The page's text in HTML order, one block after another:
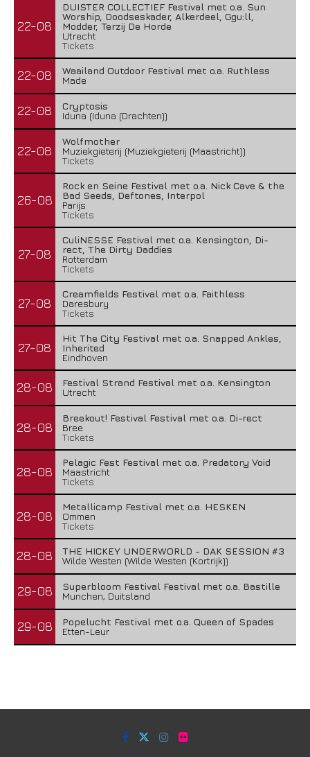
22-08
DUISTER COLLECTIEF Festival met o.a. Sun
Worship, Doodseskader, Alkerdeel, Ggu:ll,
Modder, Terzij De Horde
Utrecht
Tickets
22-08
Waailand Outdoor Festival met o.a. Ruthless
Made
22-08
Cryptosis
Iduna (Iduna (Drachten))
22-08
Wolfmother
Muziekgieterij (Muziekgieterij (Maastricht))
Tickets
26-08
Rock en Seine Festival met o.a. Nick Cave & the
Bad Seeds, Deftones, Interpol
Parijs
Tickets
27-08
CuliNESSE Festival met o.a. Kensington, Di-
rect, The Dirty Daddies
Rotterdam
Tickets
27-08
Creamfields Festival met o.a. Faithless
Daresbury
Tickets
27-08
Hit The City Festival met o.a. Snapped Ankles,
Inherited
Eindhoven
28-08
Festival Strand Festival met o.a. Kensington
Utrecht
28-08
Breekout! Festival Festival met o.a. Di-rect
Bree
Tickets
28-08
Pelagic Fest Festival met o.a. Predatory Void
Maastricht
Tickets
28-08
Metallicamp Festival met o.a. HESKEN
Ommen
Tickets
28-08
THE HICKEY UNDERWORLD - DAK SESSION #3
Wilde Westen (Wilde Westen (Kortrijk))
29-08
Superbloom Festival Festival met o.a. Bastille
Munchen, Duitsland
29-08
Popelucht Festival met o.a. Queen of Spades
Etten-Leur